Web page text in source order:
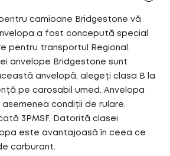
camioane Bridgestone vă
a fost concepută special
pentru transportul Regional.
anvelope Bridgestone sunt
anvelopă, alegeți clasa B la
pe carosabil umed. Anvelopa
condiții de rulare.
3PMSF. Datorită clasei
este avantajoasă în ceea ce
carburant.